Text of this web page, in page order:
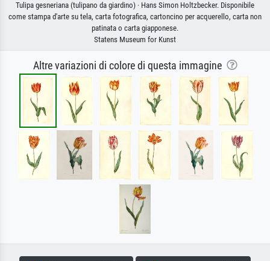
Tulipa gesneriana (tulipano da giardino) · Hans Simon Holtzbecker. Disponibile
come stampa d'arte su tela, carta fotografica, cartoncino per acquerello, carta non
patinata o carta giapponese.
Statens Museum for Kunst
Altre variazioni di colore di questa immagine